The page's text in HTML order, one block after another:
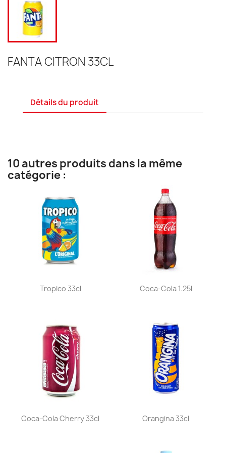
FANTA CITRON 33CL
Détails du produit
10 autres produits dans la même
catégorie :
Aperçu rapide
Tropico 33cl Aperçu rapide
Coca-Cola 1.25l
Aperçu rapide
Coca-Cola Cherry 33cl Aperçu rapide
Orangina 33cl